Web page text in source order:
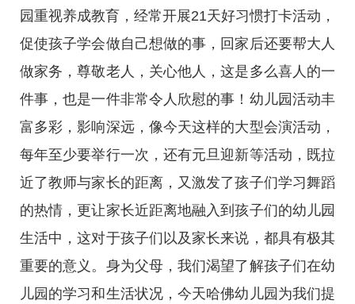
园重视养成教育，经常开展21天好习惯打卡活动，
促使孩子学会做自己想做的事，回家后还要帮大人
做家务，尊敬老人，关心他人，这是多么喜人的一
件事，也是一件非常令人欣慰的事！幼儿园活动丰
富多彩，影响深远，像今天这样的大型会演活动，
每年至少要举行一次，还有元旦迎新等活动，既拉
近了教师与家长的距离，又激发了孩子们学习舞蹈
的热情，更让家长近距离地融入到孩子们的幼儿园
生活中，这对于孩子们以及家长来说，都具有极其
重要的意义。身为父母，我们渴望了解孩子们在幼
儿园的学习和生活状况，今天哈佛幼儿园为我们提